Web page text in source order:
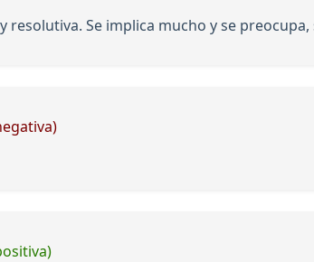
resolutiva. Se implica mucho y se